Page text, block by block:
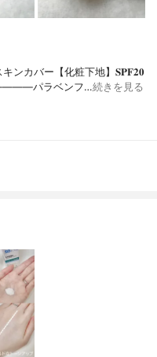
バー【化粧下地】𝐒𝐏𝐅𝟐𝟎
パラベンフ…続きを見る